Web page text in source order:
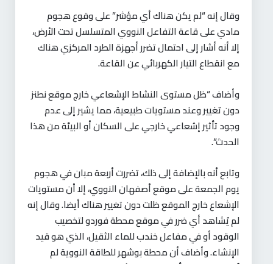
وقال إنه “لم يكن هناك أي مؤشر” على وقوع هجوم
مادي على قاعة التفاعل النووي المتسلسل تحت الأرض،
إلا أنه أشار إلى احتمال تضرر أجهزة الطرد المركزي هناك
مع انقطاع التيار الكهربائي عن القاعة.
وأضاف “ظل مستوى النشاط الإشعاعي خارج موقع نطنز
دون تغيير وعند مستويات طبيعية، مما يشير إلى عدم
وجود تأثير إشعاعي خارجي على السكان أو البيئة من هذا
الحدث”.
وتابع أنه بالإضافة إلى ذلك، تضررت أربعة مبان في هجوم
يوم الجمعة على موقع أصفهان النووي، إلا أن مستويات
الإشعاع خارج الموقع ظلت دون تغيير هناك أيضا. وقال إنه
لم يُشاهد أي ضرر في موقع محطة فوردو لتخصيب
الوقود أو في مفاعل خندب للماء الثقيل، الذي هو قيد
الإنشاء. وأضاف أن محطة بوشهر للطاقة النووية لم